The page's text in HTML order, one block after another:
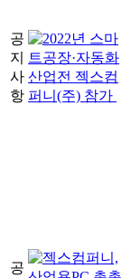
공
지
사
항
공